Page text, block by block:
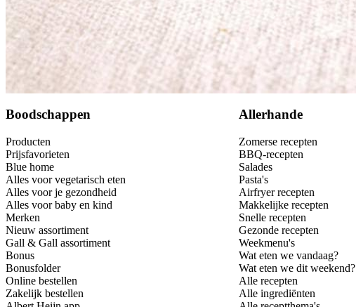
Dit heb je nodig
Boodschappen
Producten
Prijsfavorieten
Blue home
Alles voor vegetarisch eten
Alles voor je gezondheid
Alles voor baby en kind
Merken
Nieuw assortiment
Gall & Gall assortiment
Bonus
Bonusfolder
Online bestellen
Zakelijk bestellen
Allerhande
Zomerse recepten
BBQ-recepten
Salades
Pasta's
Airfryer recepten
Makkelijke recepten
Snelle recepten
Gezonde recepten
Weekmenu's
Wat eten we vandaag?
Wat eten we dit weekend?
Alle recepten
Alle ingrediënten